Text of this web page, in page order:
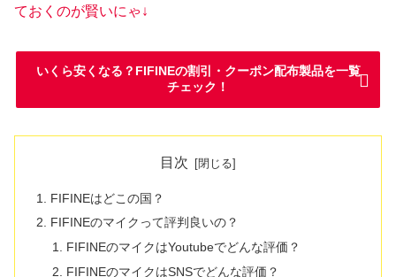
ておくのが賢いにゃ↓
いくら安くなる？FIFINEの割引・クーポン配布製品を一覧
チェック！
目次
FIFINEはどこの国？
FIFINEのマイクって評判良いの？
FIFINEのマイクはYoutubeでどんな評価？
FIFINEのマイクはSNSでどんな評価？